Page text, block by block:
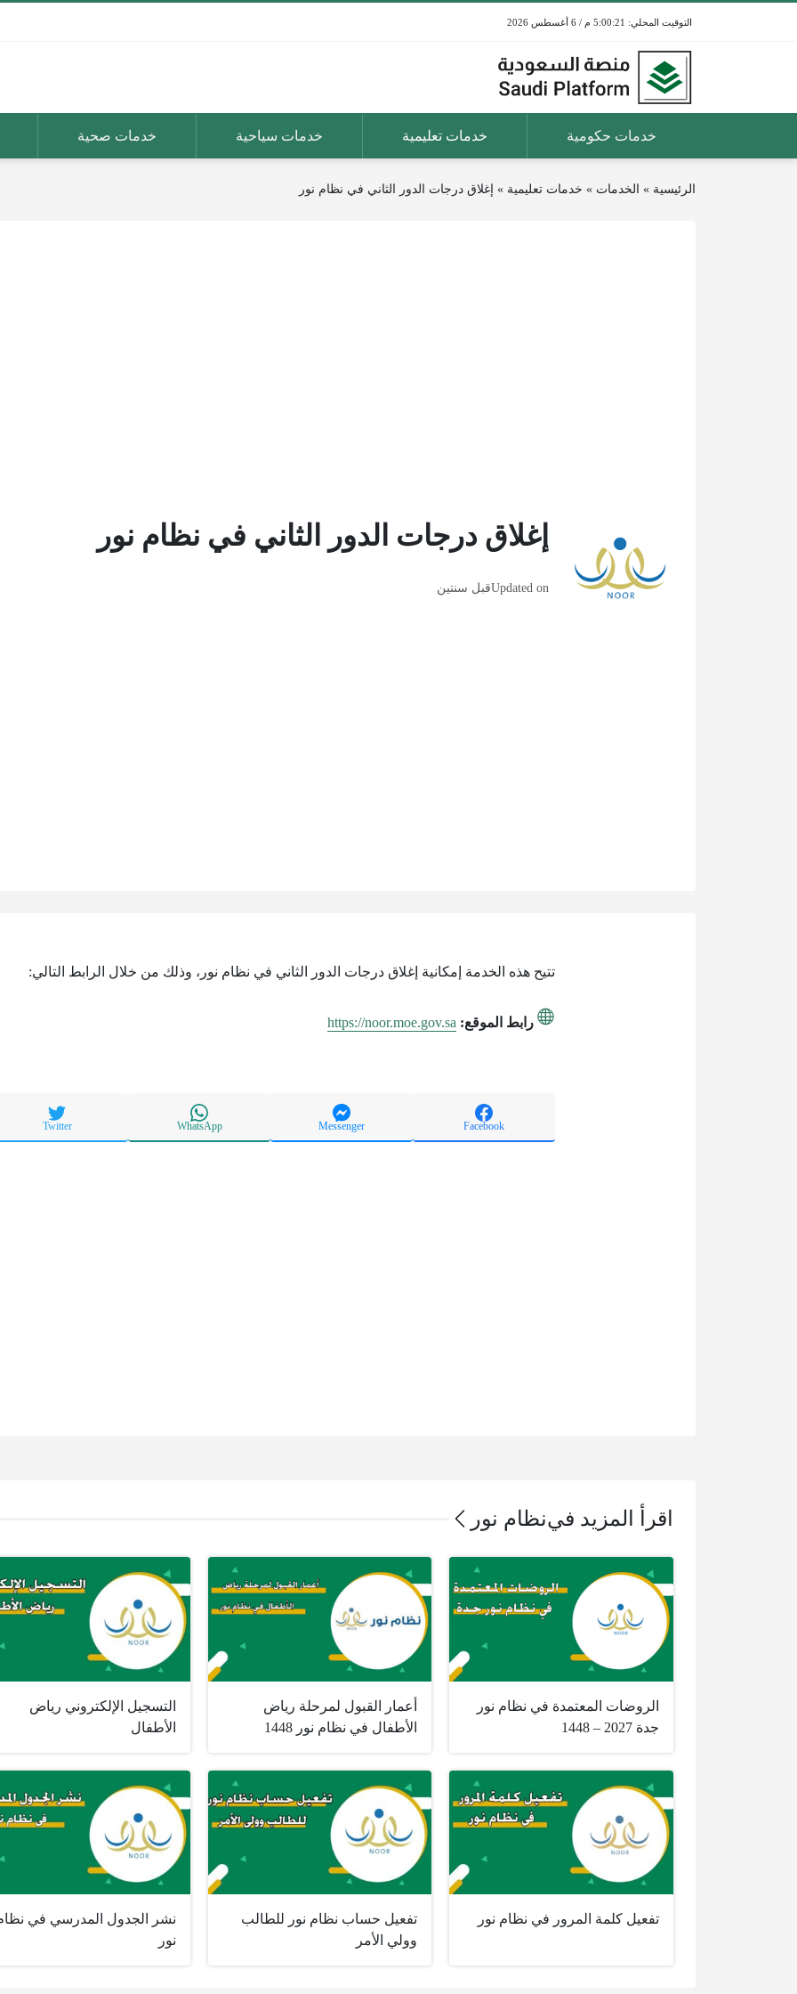
5:00:21 م / 6 أغسطس 2026
خدمات حكومية خدمات تعليمية خدمات سياحية خدمات صحية
الرئيسية » الخدمات » خدمات تعليمية » إغلاق درجات الدور الثاني في نظام نور
إغلاق درجات الدور الثاني في نظام نور
Updated onقبل سنتين
تتيح هذه الخدمة إمكانية إغلاق درجات الدور الثاني في نظام نور، وذلك من خلال الرابط التالي:
رابط الموقع: https://noor.moe.gov.sa
Facebook
Messenger
WhatsApp
Twitter
اقرأ المزيد فينظام نور
الروضات المعتمدة في نظام نور
جدة 2027 – 1448
أعمار القبول لمرحلة رياض
الأطفال في نظام نور 1448
التسجيل الإلكتروني رياض
الأطفال
تفعيل كلمة المرور في نظام نور
تفعيل حساب نظام نور للطالب
وولي الأمر
نشر الجدول المدرسي في
نور